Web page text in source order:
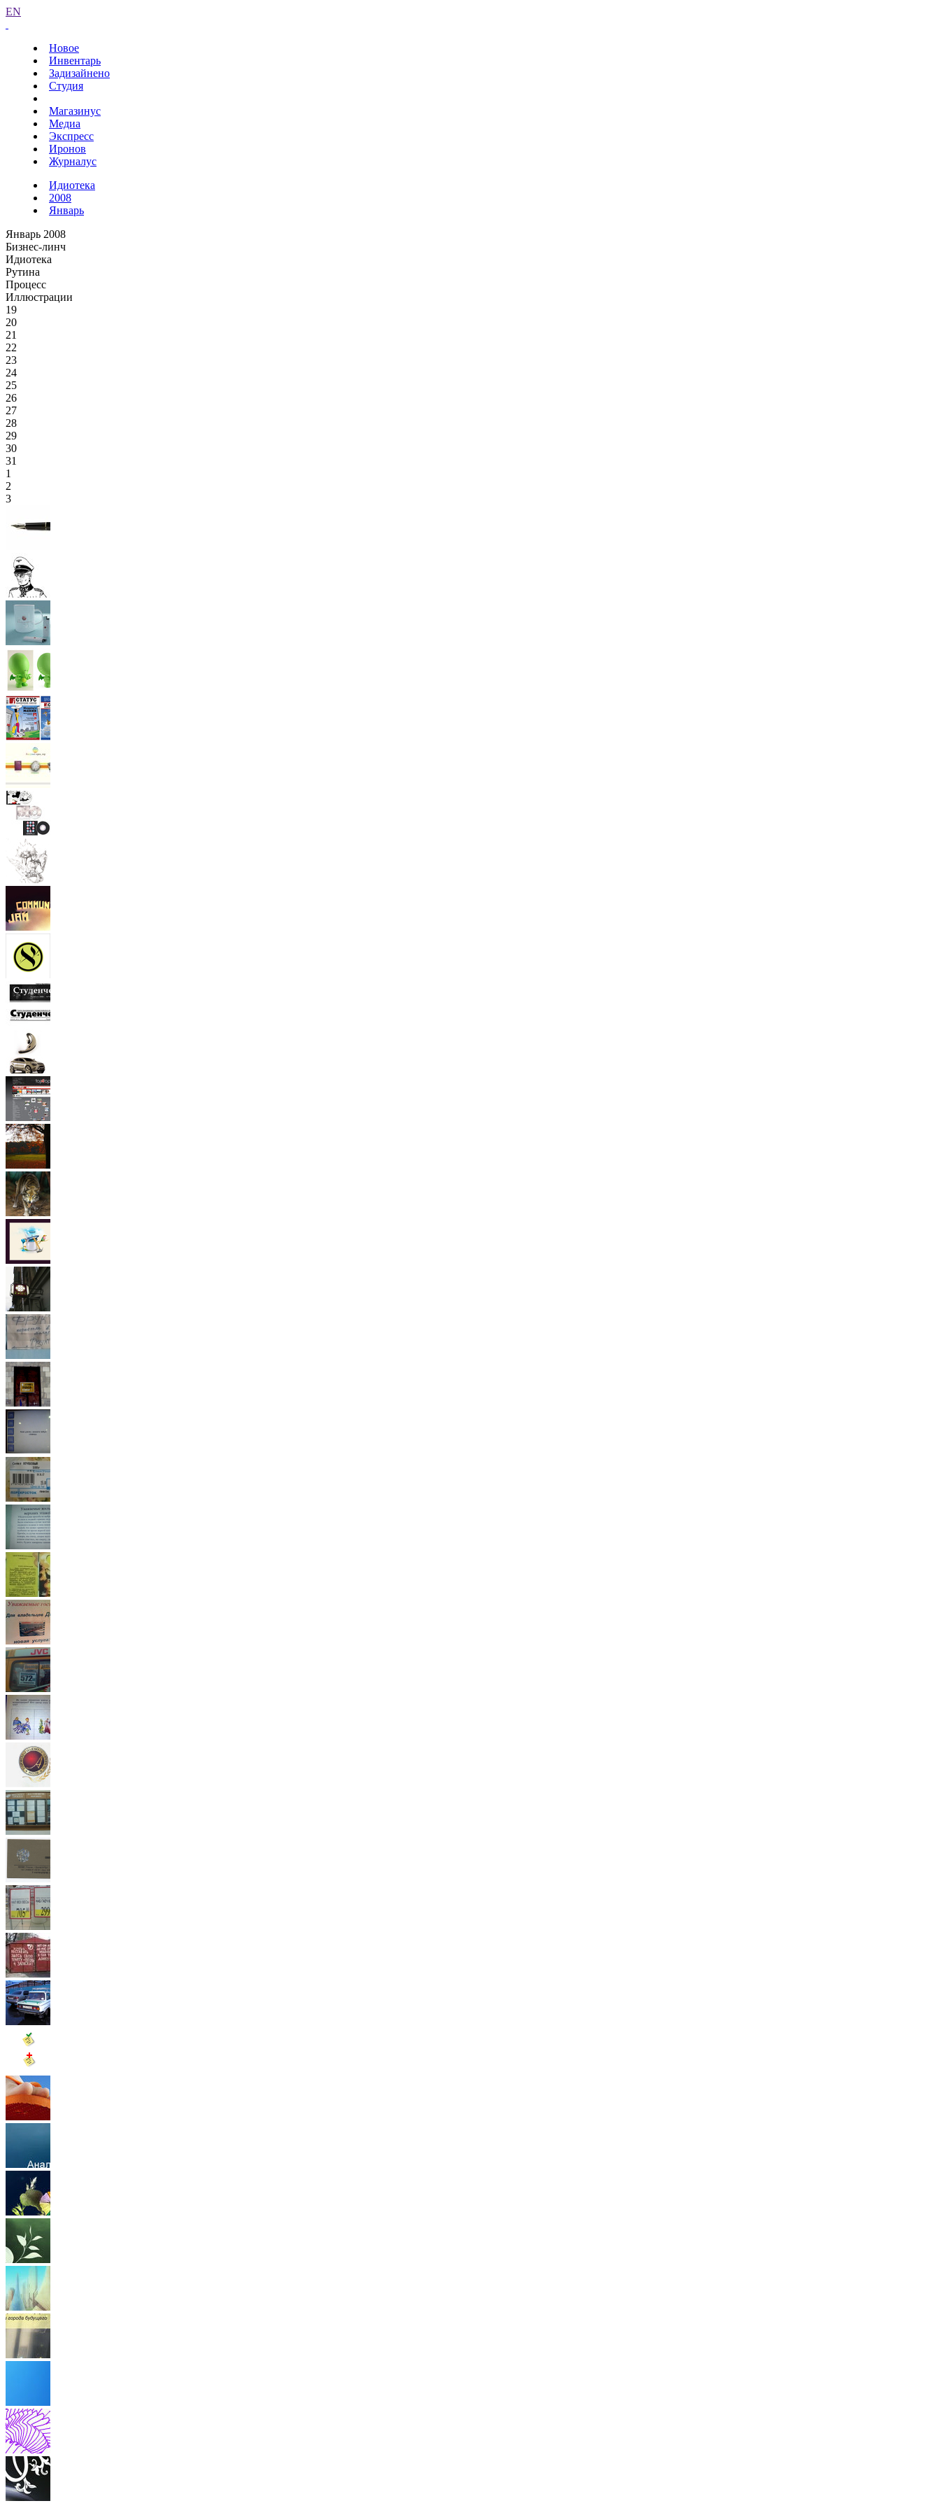
EN
Новое
Инвентарь
Задизайнено
Студия
Магазинус
Медиа
Экспресс
Иронов
Журналус
Идиотека
2008
Январь
Январь 2008
Бизнес-линч
Идиотека
Рутина
Процесс
Иллюстрации
19
20
21
22
23
24
25
26
27
28
29
30
31
1
2
3